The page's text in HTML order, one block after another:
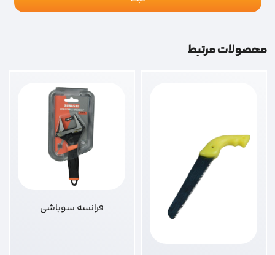
محصولات مرتبط
فرانسه سوباشی